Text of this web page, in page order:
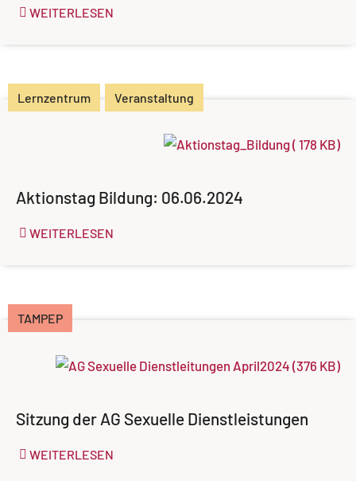
WEITERLESEN
Lernzentrum Veranstaltung
Aktionstag Bildung: 06.06.2024
WEITERLESEN
TAMPEP
Sitzung der AG Sexuelle Dienstleistungen
WEITERLESEN